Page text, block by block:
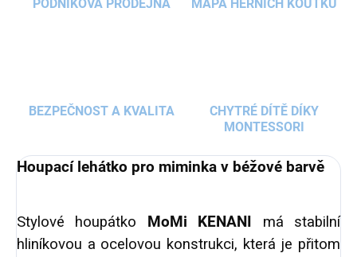
PODNIKOVÁ PRODEJNA MAPA HERNÍCH KOUTKŮ
BEZPEČNOST A KVALITA
CHYTRÉ DÍTĚ DÍKY
MONTESSORI
Houpací lehátko pro miminka v béžové barvě
Stylové houpátko MoMi KENANI má stabilní
hliníkovou a ocelovou konstrukci, která je přitom